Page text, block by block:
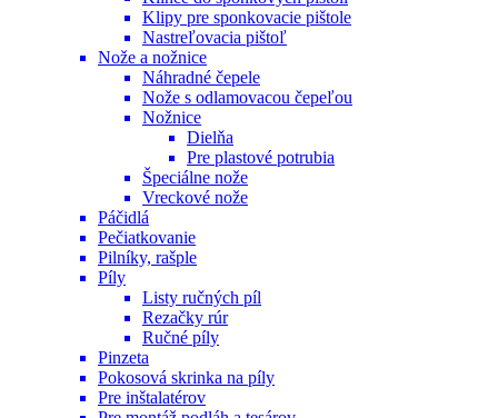
Klipy pre sponkovacie pištole
Nastreľovacia pištoľ
Nože a nožnice
Náhradné čepele
Nože s odlamovacou čepeľou
Nožnice
Dielňa
Pre plastové potrubia
Špeciálne nože
Vreckové nože
Páčidlá
Pečiatkovanie
Pilníky, rašple
Píly
Listy ručných píl
Rezačky rúr
Ručné píly
Pinzeta
Pokosová skrinka na píly
Pre inštalatérov